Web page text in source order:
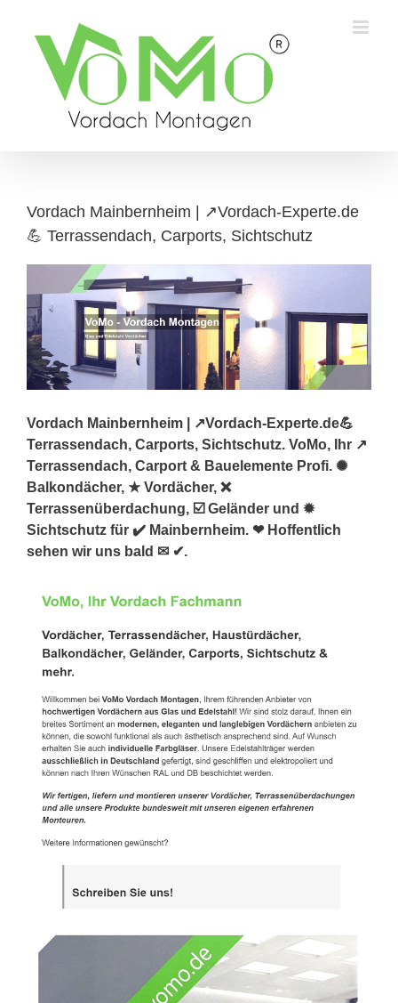
content
Vordach Mainbernheim | ↗️Vordach-Experte.de
💪 Terrassendach, Carports, Sichtschutz
Vordach Mainbernheim | ↗️Vordach-Experte.de💪
Terrassendach, Carports, Sichtschutz. VoMo, Ihr ↗️
Terrassendach, Carport & Bauelemente Profi. ✺
Balkondächer, ★ Vordächer, ❌
Terrassenüberdachung, ☑️ Geländer und ✹
Sichtschutz für ✔️ Mainbernheim. ❤ Hoffentlich
sehen wir uns bald ✉ ✔.